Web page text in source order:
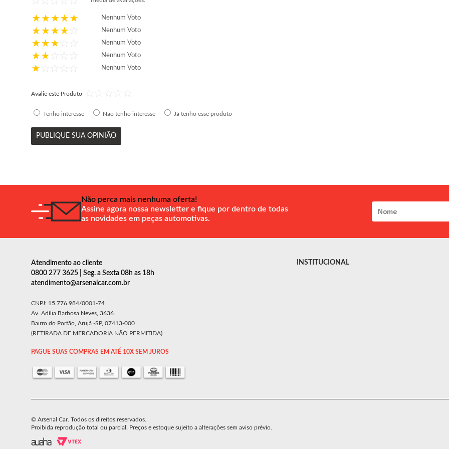
Nenhum Voto
Nenhum Voto
Nenhum Voto
Nenhum Voto
Nenhum Voto
Avalie este Produto
Tenho interesse Não tenho interesse Já tenho esse produto
PUBLIQUE SUA OPINIÃO
Não perca mais nenhuma oferta!
Assine agora nossa newsletter e fique por dentro de todas
as novidades em peças automotivas.
Atendimento ao cliente
0800 277 3625 | Seg. a Sexta 08h as 18h
atendimento@arsenalcar.com.br
CNPJ: 15.776.984/0001-74
Av. Adília Barbosa Neves, 3636
Bairro do Portão, Arujá -SP, 07413-000
(RETIRADA DE MERCADORIA NÃO PERMITIDA)
PAGUE SUAS COMPRAS EM ATÉ 10X SEM JUROS
INSTITUCIONAL
© Arsenal Car. Todos os direitos reservados.
Proibida reprodução total ou parcial. Preços e estoque sujeito a alterações sem aviso prévio.